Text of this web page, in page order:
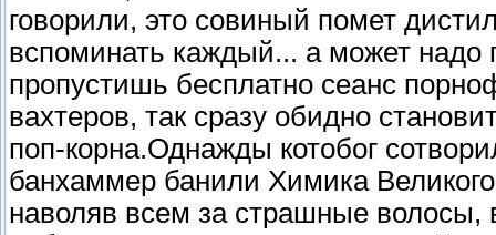
говорили, это совиный помет
вспоминать каждый... а может надо
пропустишь бесплатно сеанс
вахтеров, так сразу обидно
поп-корна.Однажды котобог
банхаммер банили Химика
наволяв всем за страшные волосы,